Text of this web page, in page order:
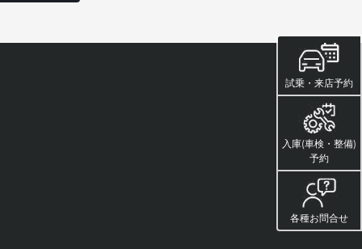
試乗・来店予約
入庫(車検・整備)
予約
各種お問合せ